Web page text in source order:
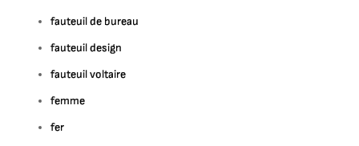
fauteuil de bureau
fauteuil design
fauteuil voltaire
femme
fer